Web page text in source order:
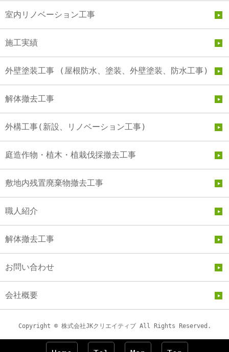
室内リノベーション工事
施工実績
外壁塗装工事 (屋根防水、塗装、外壁塗装、防水工事)
解体撤去工事
外構工事(新設、リノベーション工事)
庭造作物・植木・植栽伐採撤去工事
敷地内残置廃棄物撤去工事
職人紹介
解体撤去工事
お問い合わせ
会社概要
Copyright © 株式会社JKクリエイティブ All Rights Reserved.